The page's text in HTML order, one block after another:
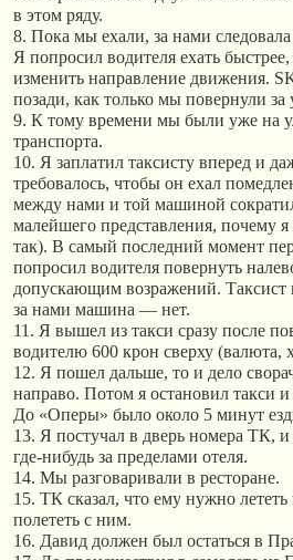
в этом ряду.
8. Пока мы ехали, за нами
Я попросил водителя ехать
изменить направление движения.
позади, как только мы повернули за
9. К тому времени мы были уже на
транспорта.
10. Я заплатил таксисту вперед и
требовалось, чтобы он ехал
между нами и той машиной
малейшего представления, почему
так). В самый последний момент
попросил водителя повернуть
допускающим возражений. Таксист
за нами машина — нет.
11. Я вышел из такси сразу после
водителю 600 крон сверху (валюта,
12. Я пошел дальше, то и дело
направо. Потом я остановил такси
До «Оперы» было около 5 минут
13. Я постучал в дверь номера ТК,
где-нибудь за пределами отеля.
14. Мы разговаривали в ресторане.
15. ТК сказал, что ему нужно
полететь с ним.
16. Давид должен был остаться в